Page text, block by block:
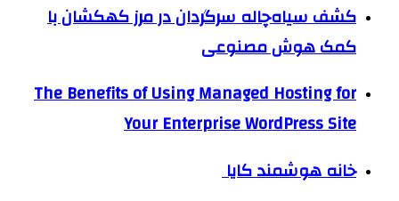
کشف سیاه‌چاله سرگردان در مرز کهکشان با
کمک هوش مصنوعی
The Benefits of Using Managed Hosting for
Your Enterprise WordPress Site
خانه هوشمند کایا